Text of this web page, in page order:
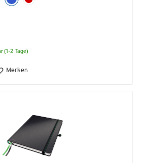
(1-2 Tage)
Merken